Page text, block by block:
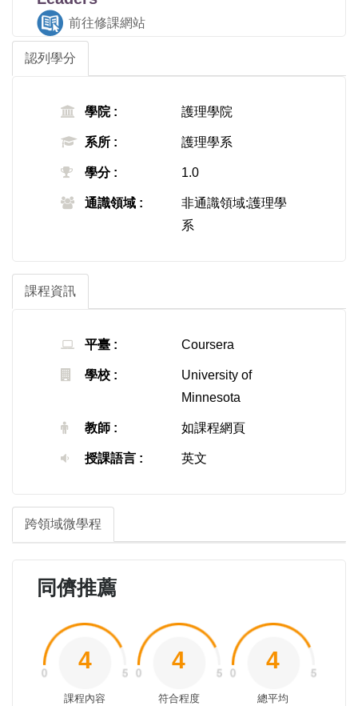
前往修課網站
認列學分
學院 : 護理學院
系所 : 護理學系
學分 : 1.0
通識領域 :
非通識領域:護理學
系
課程資訊
平臺 : Coursera
學校 :
University of
Minnesota
教師 : 如課程網頁
授課語言 : 英文
跨領域微學程
同儕推薦
4
課程內容
4
符合程度
4
總平均